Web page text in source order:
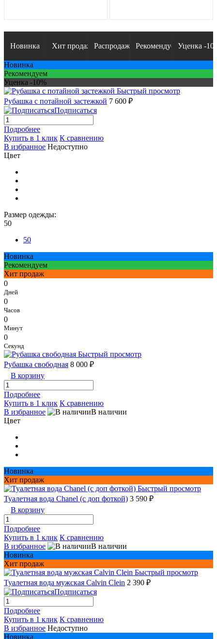
Новинка Хит продаж Распродажа РекомендуемУценка -
Новинка
Рекомендуем
Уценка -10%
Быстрый просмотр
Рубашка с потайной застежкой 7 600 ₽
Подписаться
Подробнее
Купить в 1 клик К сравнению
В избранное Недоступно
Цвет
Размер одежды:
50
50
Новинка
Рекомендуем
Хит продаж
0
Дней
0
Часов
0
Минут
0
Секунд
Быстрый просмотр
Рубашка свободная 8 000 ₽
В корзину
Подробнее
Купить в 1 клик К сравнению
В избранное
В наличии
Цвет
Новинка
Хит продаж
Быстрый просмотр
Туалетная вода Chanel (с доп фоткой) 3 590 ₽
В корзину
Подробнее
Купить в 1 клик К сравнению
В избранное
В наличии
Новинка
Хит продаж
Быстрый просмотр
Туалетная вода мужская Сalvin Сlein 2 390 ₽
Подписаться
Подробнее
Купить в 1 клик К сравнению
В избранное Недоступно
Новинка